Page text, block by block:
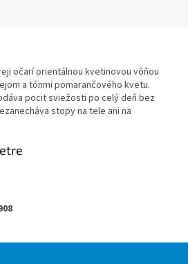
očarí orientálnou kvetinovou vôňou
a tónmi pomarančového kvetu.
pocit sviežosti po celý deň bez
stopy na tele ani na